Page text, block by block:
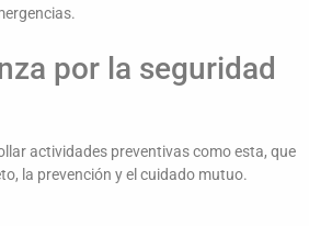
por la seguridad
actividades preventivas como esta, que
la prevención y el cuidado mutuo.